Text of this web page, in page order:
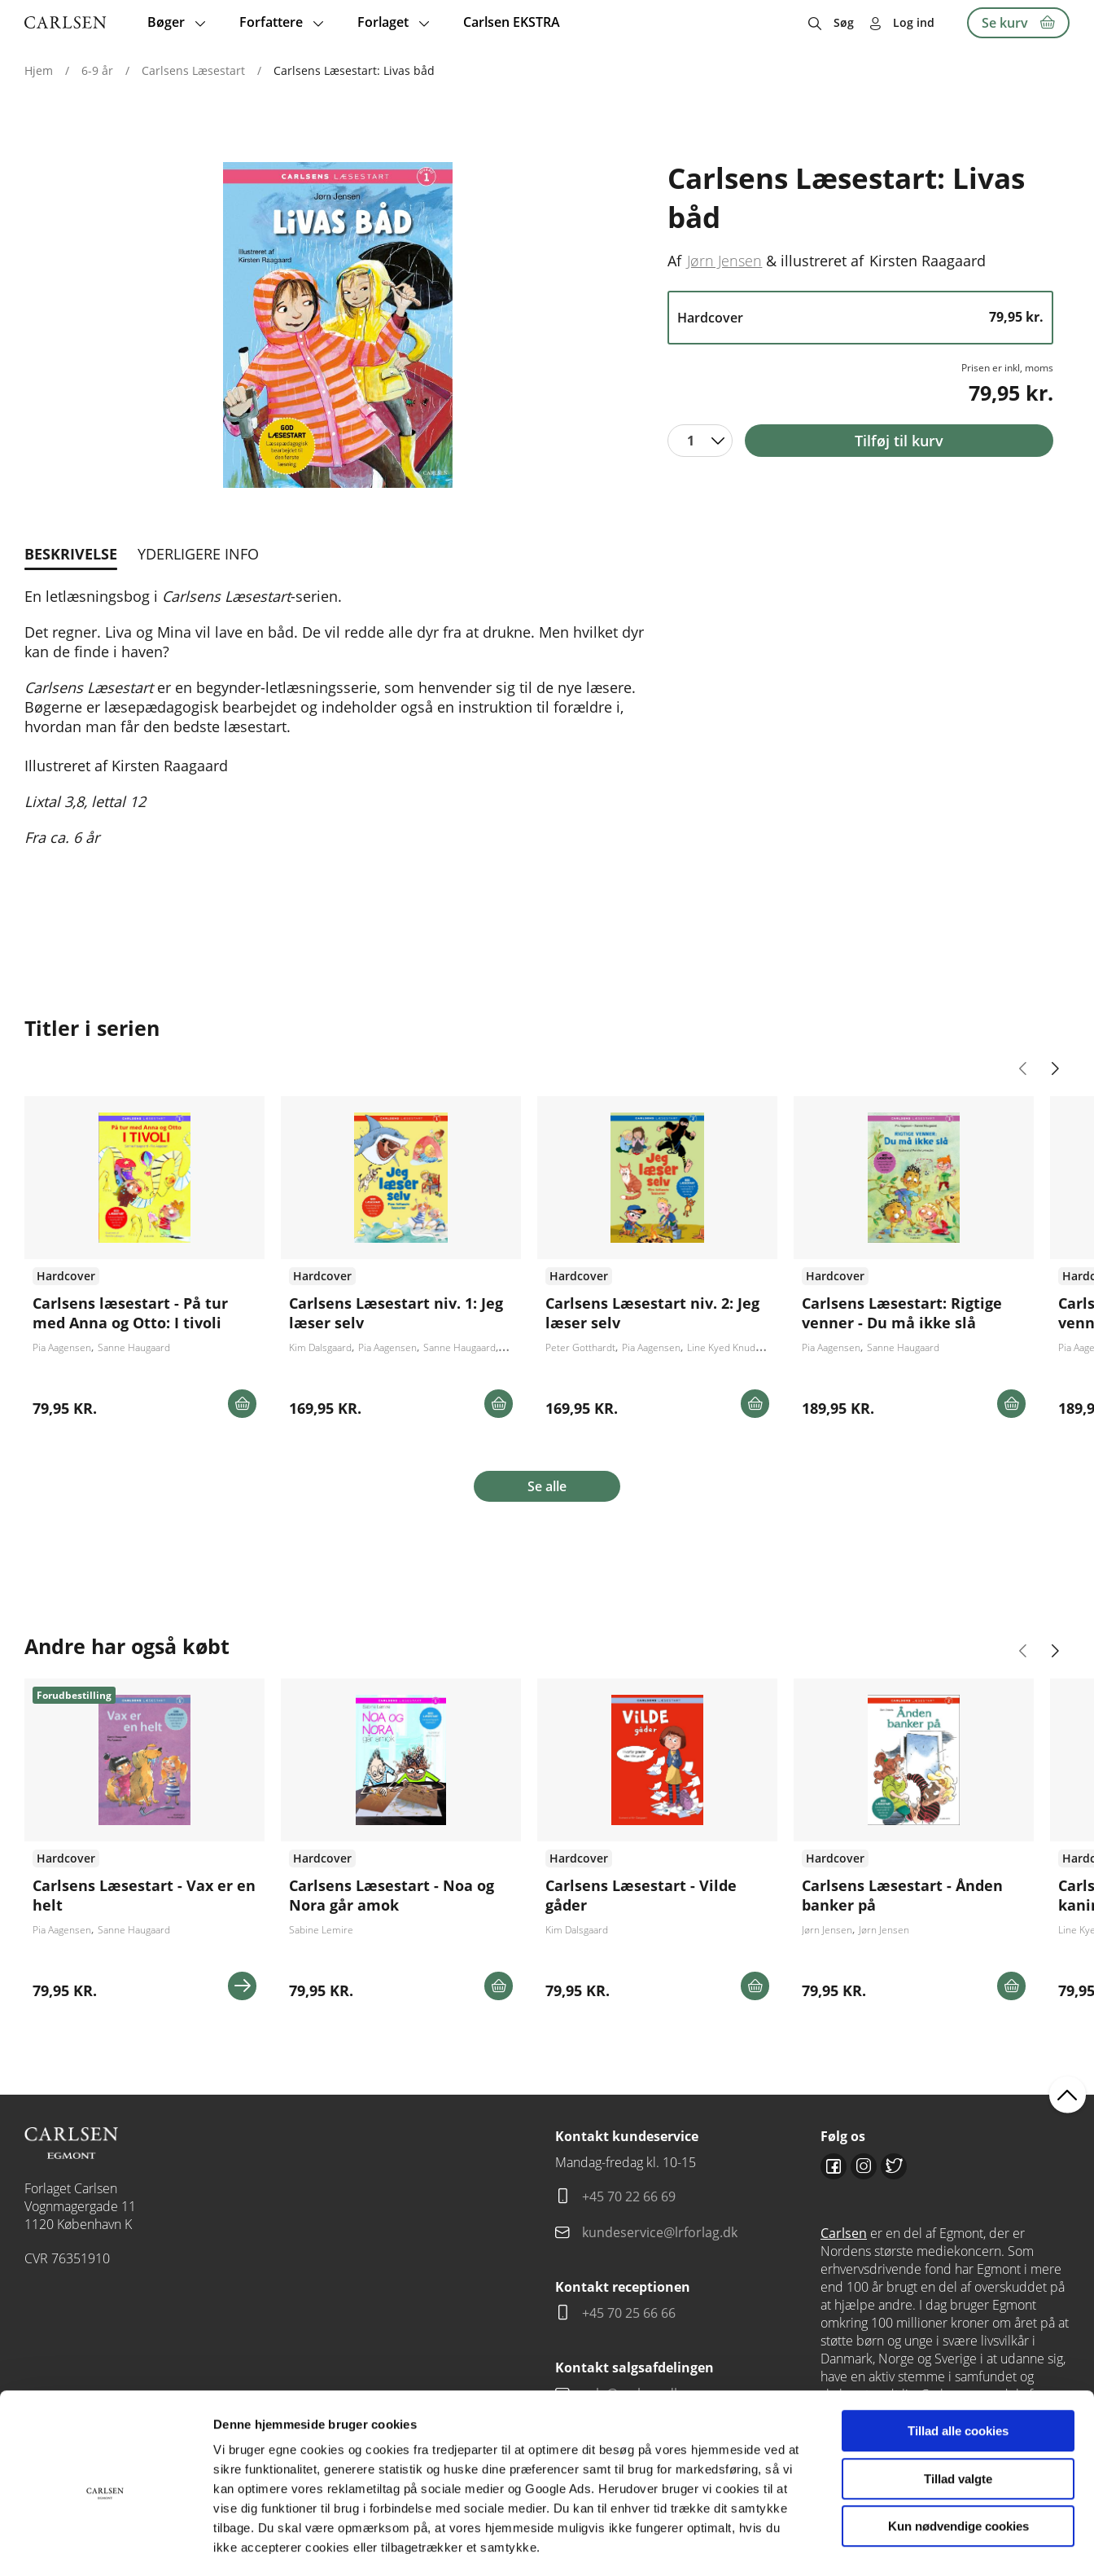
Denne hjemmeside bruger cookies
Vi bruger egne cookies og cookies fra tredjeparter til at optimere dit besøg på vores hjemmeside ved at
sikre funktionalitet, generere statistik og huske dine præferencer samt til brug for markedsføring, så vi
kan optimere vores reklametiltag på sociale medier og Google Ads. Herudover bruger vi cookies til at
vise dig funktioner til brug i forbindelse med sociale medier. Du kan til enhver tid trække dit samtykke
tilbage. Du skal være opmærksom på, at vores hjemmeside muligvis ikke fungerer optimalt, hvis du
ikke accepterer cookies eller tilbagetrækker et samtykke.
Tillad alle cookies
Tillad valgte
Kun nødvendige cookies
Main
Bøger Forfattere Forlaget Carlsen EKSTRA Søg Log ind Se kurv
Hjem / 6-9 år / Carlsens Læsestart / Carlsens Læsestart: Livas båd
Carlsens Læsestart: Livas
båd
Af Jørn Jensen & illustreret af Kirsten Raagaard
Hardcover 79,95 kr.
Prisen er inkl, moms
79,95 kr.
1 Tilføj til kurv
BESKRIVELSE YDERLIGERE INFO
En letlæsningsbog i Carlsens Læsestart-serien.
Det regner. Liva og Mina vil lave en båd. De vil redde alle dyr fra at drukne. Men hvilket dyr
kan de finde i haven?
Carlsens Læsestarter en begynder-letlæsningsserie, som henvender sig til de nye læsere.
Bøgerne er læsepædagogisk bearbejdet og indeholder også en instruktion til forældre i,
hvordan man får den bedste læsestart.
Illustreret af Kirsten Raagaard
Lixtal 3,8, lettal 12
Fra ca. 6 år
Titler i serien
Hardcover
Carlsens læsestart - På tur
med Anna og Otto: I tivoli
Pia Aagensen Sanne Haugaard
79,95 KR.
Hardcover
Carlsens Læsestart niv. 1: Jeg
læser selv
Kim Dalsgaard Pia Aagensen Sanne Haugaard Sandra Schwartz
169,95 KR.
Hardcover
Carlsens Læsestart niv. 2: Jeg
læser selv
Peter Gotthardt Pia Aagensen Line Kyed Knudsen Sanne Haugaard
169,95 KR.
Hardcover
Carlsens Læsestart: Rigtige
venner - Du må ikke slå
Pia Aagensen Sanne Haugaard
189,95 KR.
Pia
Se alle
Andre har også købt
Hardcover
Carlsens Læsestart - Vax er en
helt
Pia Aagensen Sanne Haugaard
79,95 KR.
Forudbestilling
Hardcover
Carlsens Læsestart - Noa og
Nora går amok
Sabine Lemire
79,95 KR.
Hardcover
Carlsens Læsestart - Vilde
gåder
Kim Dalsgaard
79,95 KR.
Hardcover
Carlsens Læsestart - Ånden
banker på
Jørn Jensen Jørn Jensen
79,95 KR.
Line
Forlaget Carlsen
Vognmagergade 11
1120 København K
CVR 76351910
Kontakt kundeservice
Mandag-fredag kl. 10-15
+45 70 22 66 69
kundeservice@lrforlag.dk
Kontakt receptionen
+45 70 25 66 66
Kontakt salgsafdelingen
salg@carlsen.dk
Følg os
Carlsen er en del af Egmont, der er
Nordens største mediekoncern. Som
erhvervsdrivende fond har Egmont i mere
end 100 år brugt en del af overskuddet på
at hjælpe andre. I dag bruger Egmont
omkring 100 millioner kroner om året på at
støtte børn og unge i svære livsvilkår i
Danmark, Norge og Sverige i at udanne sig,
have en aktiv stemme i samfundet og
skabe et godt liv. Carlsen er en del af
Egmont viaLindhardt og Ringhof, som
også rummer L&R Uddannelse – et af
Danmarks førende læringshuse med
Alinea,GoTutor(herunder iNorge),
moxis.